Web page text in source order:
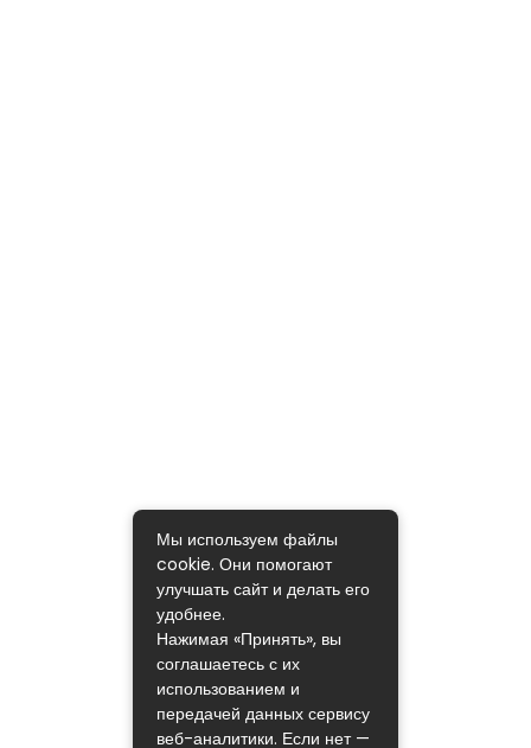
Мы используем файлы
cookie. Они помогают
улучшать сайт и делать его
удобнее.
Нажимая «Принять», вы
соглашаетесь с их
использованием и
передачей данных сервису
веб-аналитики. Если нет —